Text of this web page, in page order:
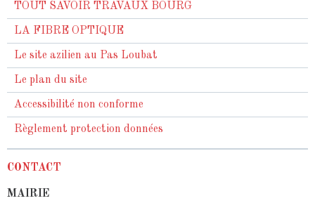
TOUT SAVOIR TRAVAUX BOURG
LA FIBRE OPTIQUE
Le site azilien au Pas Loubat
Le plan du site
Accessibilité non conforme
Règlement protection données
CONTACT
MAIRIE